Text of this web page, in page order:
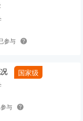
参与
国家级
与